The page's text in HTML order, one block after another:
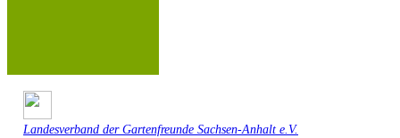
Landesverband der Gartenfreunde Sachsen-Anhalt e.V.